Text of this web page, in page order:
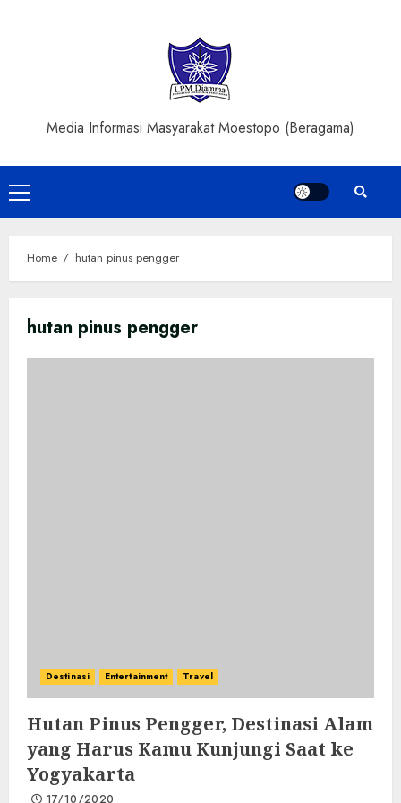
Media Informasi Masyarakat Moestopo (Beragama)
Primary
Menu
Home hutan pinus pengger
hutan pinus pengger
Destinasi Entertainment Travel
Hutan Pinus Pengger, Destinasi Alam
yang Harus Kamu Kunjungi Saat ke
Yogyakarta
17/10/2020